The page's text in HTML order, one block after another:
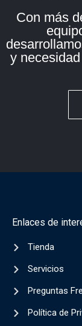
Con más
y
Enlaces de
Tienda
Servicios
Preguntas
Política de